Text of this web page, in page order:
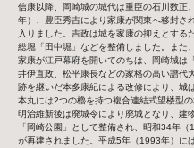
信康以降、岡崎城の城代は重臣の石川数
年）、豊臣秀吉により家康が関東へ移封さ
入りました。吉政は城を家康の抑えとする
総堀「田中堀」などを整備しました。また
家康が江戸幕府を開いてのちは、岡崎城は
井伊直政、松平康長などの家格の高い譜
跡を継いだ本多康紀による改修により、城
本丸には2つの櫓を持つ複合連結式望楼型
明治維新後は廃城令により廃城となり、建
「岡崎公園」として整備され、昭和34年
が再建されました。平成5年（1993年）に